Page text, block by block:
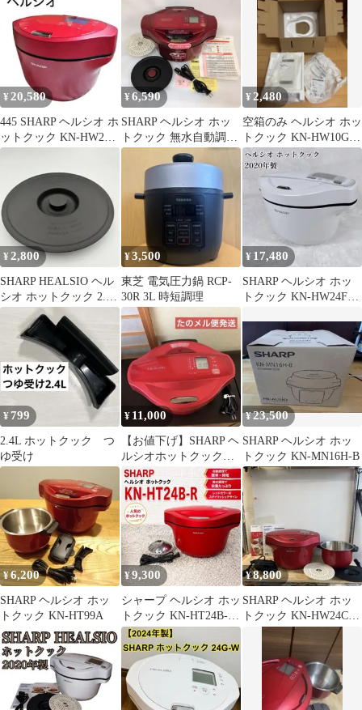
¥ 20,580
445 SHARP ヘルシオ ホ
ットクック KN-HW24G
2023年製
¥6,590
SHARP ヘルシオ ホッ
トクック 無水自動調理
鍋 KN-HT99A 1.6L
¥ 2,480
空箱のみ ヘルシオ ホッ
トクック KN-HW10G-
W 元箱 緩衝材一式
¥2,800
SHARP HEALSIO ヘル
シオ ホットクック 2.4L
保存専用ふた
¥3,500
東芝 電気圧力鍋 RCP-
30R 3L 時短調理
¥ 17,480
SHARP ヘルシオ ホッ
トクック KN-HW24F-W
¥ 799
2.4L ホットクック つ
ゆ受け
¥ 11,000
【お値下げ】SHARP ヘ
ルシオホットクック
KN-HT24B-R 美品
¥23,500
SHARP ヘルシオ ホッ
トクック KN-MN16H-B
¥6,200
SHARP ヘルシオ ホッ
トクック KN-HT99A
¥9,300
シャープ ヘルシオ ホッ
トクック KN-HT24B-R
自動調理鍋 動作確認済
み
¥8,800
SHARP ヘルシオ ホッ
トクック KN-HW24C
レッド 自動調理鍋